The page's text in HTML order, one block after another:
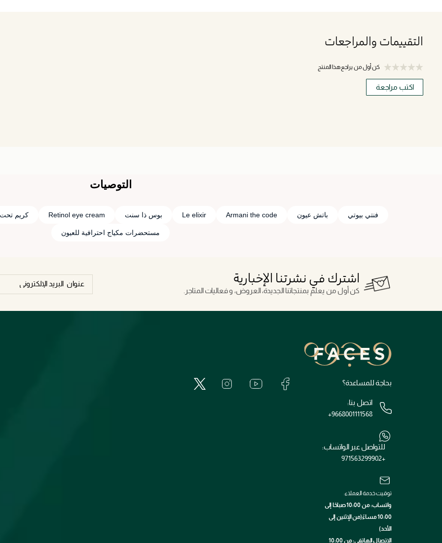
التقييمات والمراجعات
كن أول من يراجع هذا المنتج
اكتب مراجعة
التوصيات
فنتي بيوتي باتش عيون Armani the code
Le elixir بوس ذا سنت Retinol eye cream كريم تحت
مستحضرات مكياج احترافية للعيون
اشترك في نشرتنا الإخبارية
كن أول من يعلم بمنتجاتنا الجديدة، العروض، و فعاليات المتاجر.
بحاجة للمساعدة؟
اتصل بنا:
+9668001111568
للتواصل عبر الواتساب:
+971563299902
توقيت خدمة العملاء:
واتساب: من 10:00 صباحًا إلى
10:00 مساءً(من الإثنين إلى
الأحد)
الاتصال الهاتفي: من 10:00